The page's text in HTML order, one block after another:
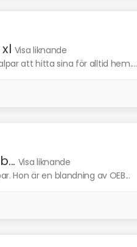
Visa liknande
att hitta sina för alltid hem....
Visa liknande
Hon är en blandning av OEB...